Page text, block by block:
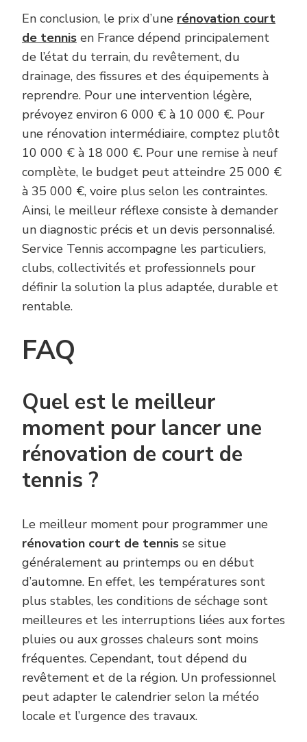
En conclusion, le prix d’une rénovation court
de tennis en France dépend principalement
de l’état du terrain, du revêtement, du
drainage, des fissures et des équipements à
reprendre. Pour une intervention légère,
prévoyez environ 6 000 € à 10 000 €. Pour
une rénovation intermédiaire, comptez plutôt
10 000 € à 18 000 €. Pour une remise à neuf
complète, le budget peut atteindre 25 000 €
à 35 000 €, voire plus selon les contraintes.
Ainsi, le meilleur réflexe consiste à demander
un diagnostic précis et un devis personnalisé.
Service Tennis accompagne les particuliers,
clubs, collectivités et professionnels pour
définir la solution la plus adaptée, durable et
rentable.
FAQ
Quel est le meilleur
moment pour lancer une
rénovation de court de
tennis ?
Le meilleur moment pour programmer une
rénovation court de tennis se situe
généralement au printemps ou en début
d’automne. En effet, les températures sont
plus stables, les conditions de séchage sont
meilleures et les interruptions liées aux fortes
pluies ou aux grosses chaleurs sont moins
fréquentes. Cependant, tout dépend du
revêtement et de la région. Un professionnel
peut adapter le calendrier selon la météo
locale et l’urgence des travaux.